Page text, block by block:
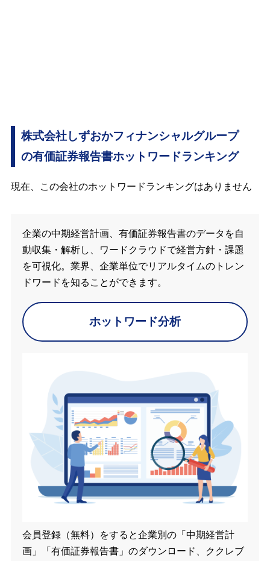
株式会社しずおかフィナンシャルグループ
の有価証券報告書ホットワードランキング
現在、この会社のホットワードランキングはありません
企業の中期経営計画、有価証券報告書のデータを自
動収集・解析し、ワードクラウドで経営方針・課題
を可視化。業界、企業単位でリアルタイムのトレン
ドワードを知ることができます。
ホットワード分析
会員登録（無料）をすると企業別の「中期経営計
画」「有価証券報告書」のダウンロード、ククレブ